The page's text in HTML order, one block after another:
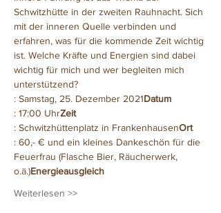
Schwitzhütte in der zweiten Rauhnacht. Sich
mit der inneren Quelle verbinden und
erfahren, was für die kommende Zeit wichtig
ist. Welche Kräfte und Energien sind dabei
wichtig für mich und wer begleiten mich
unterstützend?
: Samstag, 25. Dezember 2021Datum
: 17:00 UhrZeit
: Schwitzhüttenplatz in FrankenhausenOrt
: 60,- € und ein kleines Dankeschön für die
Feuerfrau (Flasche Bier, Räucherwerk,
o.ä.)Energieausgleich
Weiterlesen >>